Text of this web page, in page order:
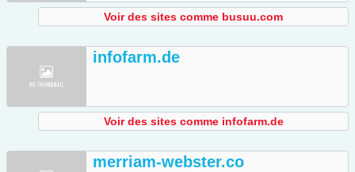
Voir des sites comme busuu.com
infofarm.de
Voir des sites comme infofarm.de
merriam-webster.co